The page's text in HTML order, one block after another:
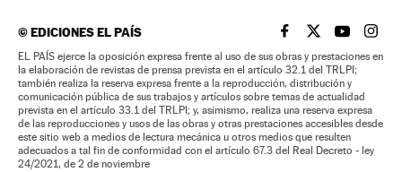
©EDICIONES EL PAÍS EL PAÍS BRASIL EN
EL PAÍSEL PAÍS
EL
EL PAÍS ejerce la oposición expresa frente al uso de sus obras y prestaciones en
la elaboración de revistas de prensa prevista en el artículo 32.1 del TRLPI;
también realiza la reserva expresa frente a la reproducción, distribución y
comunicación pública de sus trabajos y artículos sobre temas de actualidad
prevista en el artículo 33.1 del TRLPI; y, asimismo, realiza una reserva expresa
de las reproducciones y usos de las obras y otras prestaciones accesibles desde
este sitio web a medios de lectura mecánica u otros medios que resulten
adecuados a tal fin de conformidad con el artículo 67.3 del Real Decreto - ley
24/2021, de 2 de noviembre